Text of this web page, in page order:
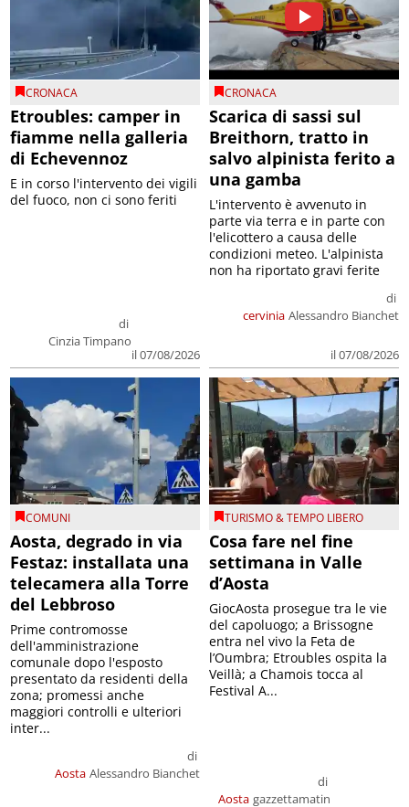
CRONACA
Etroubles: camper in
fiamme nella galleria
di Echevennoz
di
Cinzia Timpano
il 07/08/2026
E in corso l'intervento dei vigili
del fuoco, non ci sono feriti
CRONACA
Scarica di sassi sul
Breithorn, tratto in
salvo alpinista ferito a
una gamba
cervinia
di
Alessandro Bianchet
il 07/08/2026
L'intervento è avvenuto in
parte via terra e in parte con
l'elicottero a causa delle
condizioni meteo. L'alpinista
non ha riportato gravi ferite
COMUNI
Aosta, degrado in via
Festaz: installata una
telecamera alla Torre
del Lebbroso
Aosta
di
Alessandro Bianchet
Prime contromosse
dell'amministrazione
comunale dopo l'esposto
presentato da residenti della
zona; promessi anche
maggiori controlli e ulteriori
inter...
TURISMO & TEMPO LIBERO
Cosa fare nel fine
settimana in Valle
d’Aosta
Aosta
di
gazzettamatin
GiocAosta prosegue tra le vie
del capoluogo; a Brissogne
entra nel vivo la Feta de
l’Oumbra; Etroubles ospita la
Veillà; a Chamois tocca al
Festival A...